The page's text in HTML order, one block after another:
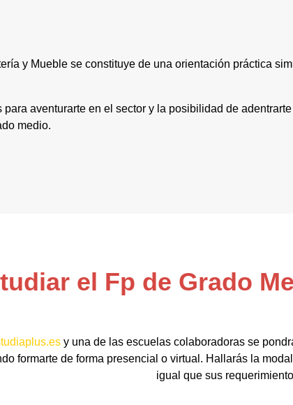
y Mueble se constituye de una orientación práctica
aventurarte en el sector y la posibilidad de
medio.
el Fp de Grado
y una de las escuelas colaboradoras se
formarte de forma presencial o virtual. Hallarás la
igual que sus